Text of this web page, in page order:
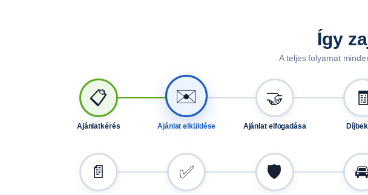
Így
A teljes folyamat
📋
Ajánlatkérés
✉️
Ajánlat elküldése
🤝
Ajánlat elfogadása
🧾
📄 ✅ 🛡️